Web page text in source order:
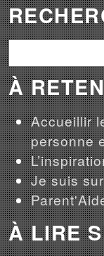
À
Accueillir
personne
Je suis
À LIRE